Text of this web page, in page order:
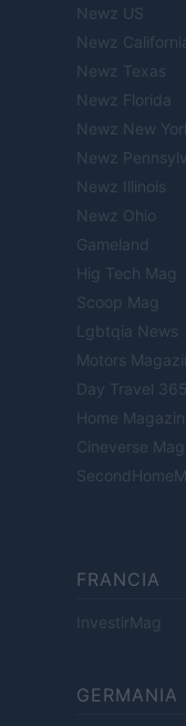
Newz US
Newz
Newz Texas
Newz Florida
Newz New
Newz
Newz Illinois
Newz Ohio
Gameland
Hig Tech Mag
Scoop Mag
Lgbtqia News
Motors
Day Travel 365
Home
Cineverse
FRANCIA
InvestirMag
GERMANIA